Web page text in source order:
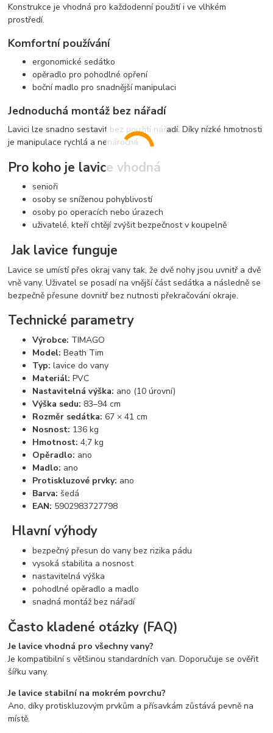
Konstrukce je vhodná pro každodenní použití i ve vlhkém
prostředí.
Komfortní používání
ergonomické sedátko
opěradlo pro pohodlné opření
boční madlo pro snadnější manipulaci
Jednoduchá montáž bez nářadí
Lavici lze snadno sestavit bez použití nářadí. Díky nízké hmotnosti
je manipulace rychlá a nenáročná.
Pro koho je lavice vhodná
senioři
osoby se sníženou pohyblivostí
osoby po operacích nebo úrazech
uživatelé, kteří chtějí zvýšit bezpečnost v koupelně
Jak lavice funguje
Lavice se umístí přes okraj vany tak, že dvě nohy jsou uvnitř a dvě
vně vany. Uživatel se posadí na vnější část sedátka a následně se
bezpečně přesune dovnitř bez nutnosti překračování okraje.
Technické parametry
Výrobce: TIMAGO
Model: Beath Tim
Typ: lavice do vany
Materiál: PVC
Nastavitelná výška: ano (10 úrovní)
Výška sedu: 83–94 cm
Rozměr sedátka: 67 × 41 cm
Nosnost: 136 kg
Hmotnost: 4,7 kg
Opěradlo: ano
Madlo: ano
Protiskluzové prvky: ano
Barva: šedá
EAN: 5902983727798
Hlavní výhody
bezpečný přesun do vany bez rizika pádu
vysoká stabilita a nosnost
nastavitelná výška
pohodlné opěradlo a madlo
snadná montáž bez nářadí
Často kladené otázky (FAQ)
Je lavice vhodná pro všechny vany?
Je kompatibilní s většinou standardních van. Doporučuje se ověřit
šířku vany.
Je lavice stabilní na mokrém povrchu?
Ano, díky protiskluzovým prvkům a přísavkám zůstává pevně na
místě.